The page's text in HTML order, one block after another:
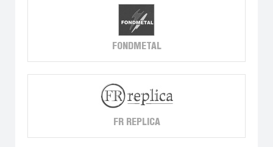
FONDMETAL
FR REPLICA